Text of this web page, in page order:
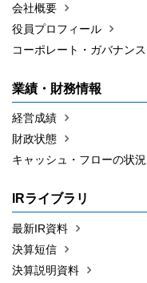
会社概要
役員プロフィール
コーポレート・ガバナンス
業績・財務情報
経営成績
財政状態
キャッシュ・フローの状況
IRライブラリ
最新IR資料
決算短信
決算説明資料